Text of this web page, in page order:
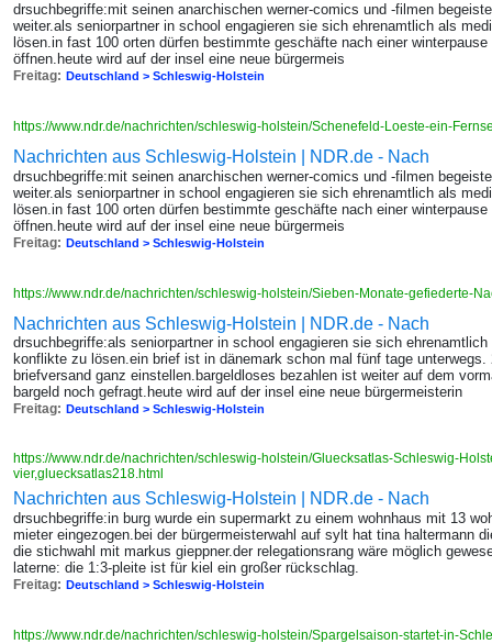
drsuchbegriffe:mit seinen anarchischen werner-comics und -filmen
weiter.als seniorpartner in school engagieren sie sich ehrenamtlich als
lösen.in fast 100 orten dürfen bestimmte geschäfte nach einer
öffnen.heute wird auf der insel eine neue bürgermeis
Freitag: Deutschland > Schleswig-Holstein
https://www.ndr.de/nachrichten/schleswig-holstein/Schenefeld-Loeste-ein-
Nachrichten aus Schleswig-Holstein | NDR.de - Nach
drsuchbegriffe:mit seinen anarchischen werner-comics und -filmen
weiter.als seniorpartner in school engagieren sie sich ehrenamtlich als
lösen.in fast 100 orten dürfen bestimmte geschäfte nach einer
öffnen.heute wird auf der insel eine neue bürgermeis
Freitag: Deutschland > Schleswig-Holstein
https://www.ndr.de/nachrichten/schleswig-holstein/Sieben-Monate-gefiederte-
Nachrichten aus Schleswig-Holstein | NDR.de - Nach
drsuchbegriffe:als seniorpartner in school engagieren sie sich
konflikte zu lösen.ein brief ist in dänemark schon mal fünf tage
briefversand ganz einstellen.bargeldloses bezahlen ist weiter auf dem
bargeld noch gefragt.heute wird auf der insel eine neue bürgermeisterin
Freitag: Deutschland > Schleswig-Holstein
https://www.ndr.de/nachrichten/schleswig-holstein/Gluecksatlas-Schleswig-
vier,gluecksatlas218.html
Nachrichten aus Schleswig-Holstein | NDR.de - Nach
drsuchbegriffe:in burg wurde ein supermarkt zu einem wohnhaus mit 13
mieter eingezogen.bei der bürgermeisterwahl auf sylt hat tina haltermann
die stichwahl mit markus gieppner.der relegationsrang wäre möglich
laterne: die 1:3-pleite ist für kiel ein großer rückschlag.
Freitag: Deutschland > Schleswig-Holstein
https://www.ndr.de/nachrichten/schleswig-holstein/Spargelsaison-startet-in-